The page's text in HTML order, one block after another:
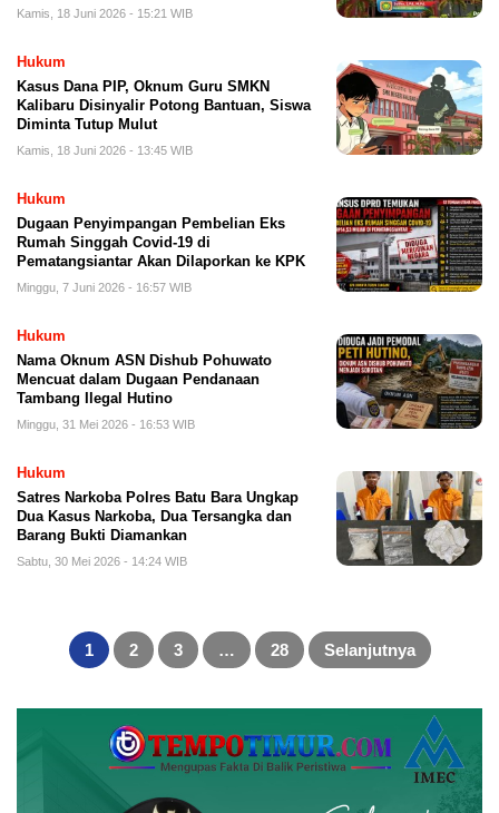
Kamis, 18 Juni 2026 - 15:21 WIB
Hukum
Kasus Dana PIP, Oknum Guru SMKN
Kalibaru Disinyalir Potong Bantuan, Siswa
Diminta Tutup Mulut
Kamis, 18 Juni 2026 - 13:45 WIB
Hukum
Dugaan Penyimpangan Pembelian Eks
Rumah Singgah Covid-19 di
Pematangsiantar Akan Dilaporkan ke KPK
Minggu, 7 Juni 2026 - 16:57 WIB
Hukum
Nama Oknum ASN Dishub Pohuwato
Mencuat dalam Dugaan Pendanaan
Tambang Ilegal Hutino
Minggu, 31 Mei 2026 - 16:53 WIB
Hukum
Satres Narkoba Polres Batu Bara Ungkap
Dua Kasus Narkoba, Dua Tersangka dan
Barang Bukti Diamankan
Sabtu, 30 Mei 2026 - 14:24 WIB
Paginasi
pos1 2 3 … 28 Selanjutnya